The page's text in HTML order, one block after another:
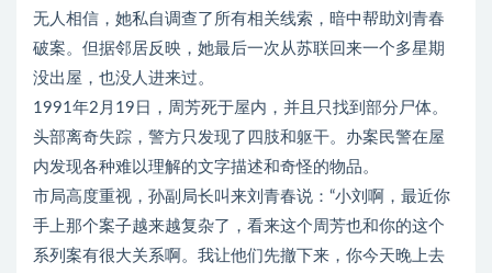
无人相信，她私自调查了所有相关线索，暗中帮助刘青春
破案。但据邻居反映，她最后一次从苏联回来一个多星期
没出屋，也没人进来过。
1991年2月19日，周芳死于屋内，并且只找到部分尸体。
头部离奇失踪，警方只发现了四肢和躯干。办案民警在屋
内发现各种难以理解的文字描述和奇怪的物品。
市局高度重视，孙副局长叫来刘青春说：“小刘啊，最近你
手上那个案子越来越复杂了，看来这个周芳也和你的这个
系列案有很大关系啊。我让他们先撤下来，你今天晚上去